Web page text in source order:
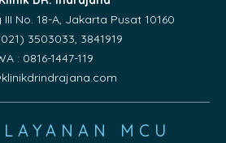
No. 18-A, Jakarta Pusat 10160
3503033, 3841919
: 0816-1447-119
MCU